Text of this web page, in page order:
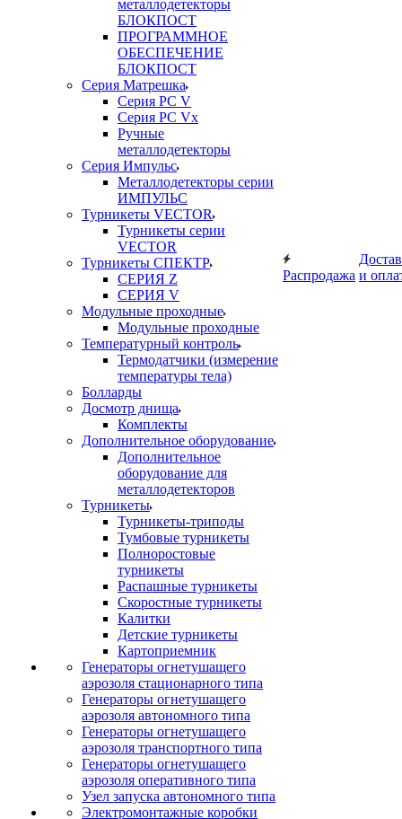
металлодетекторы
БЛОКПОСТ
ПРОГРАММНОЕ
ОБЕСПЕЧЕНИЕ
БЛОКПОСТ
Серия Матрешка
Серия PC V
Серия PC Vx
Ручные
металлодетекторы
Серия Импульс
Металлодетекторы серии
ИМПУЛЬС
Турникеты VECTOR
Турникеты серии
VECTOR
Турникеты СПЕКТР
СЕРИЯ Z
СЕРИЯ V
Модульные проходные
Модульные проходные
Температурный контроль
Термодатчики (измерение
температуры тела)
Болларды
Досмотр днища
Комплекты
Дополнительное оборудование
Дополнительное
оборудование для
металлодетекторов
Турникеты
Турникеты-триподы
Тумбовые турникеты
Полноростовые
турникеты
Распашные турникеты
Скоростные турникеты
Калитки
Детские турникеты
Картоприемник
Генераторы огнетушащего
аэрозоля стационарного типа
Генераторы огнетушащего
аэрозоля автономного типа
Генераторы огнетушащего
аэрозоля транспортного типа
Генераторы огнетушащего
аэрозоля оперативного типа
Узел запуска автономного типа
Электромонтажные коробки
Распродажа и